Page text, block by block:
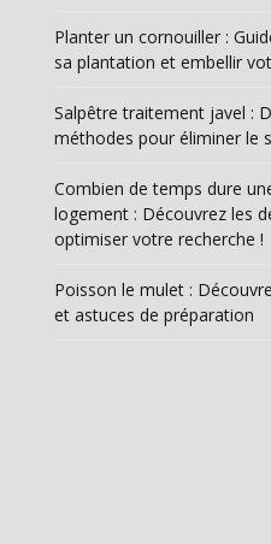
Planter un cornouiller :
sa plantation et embellir
Salpêtre traitement javel :
méthodes pour éliminer le
Combien de temps dure
logement : Découvrez les
optimiser votre recherche !
Poisson le mulet :
et astuces de préparation